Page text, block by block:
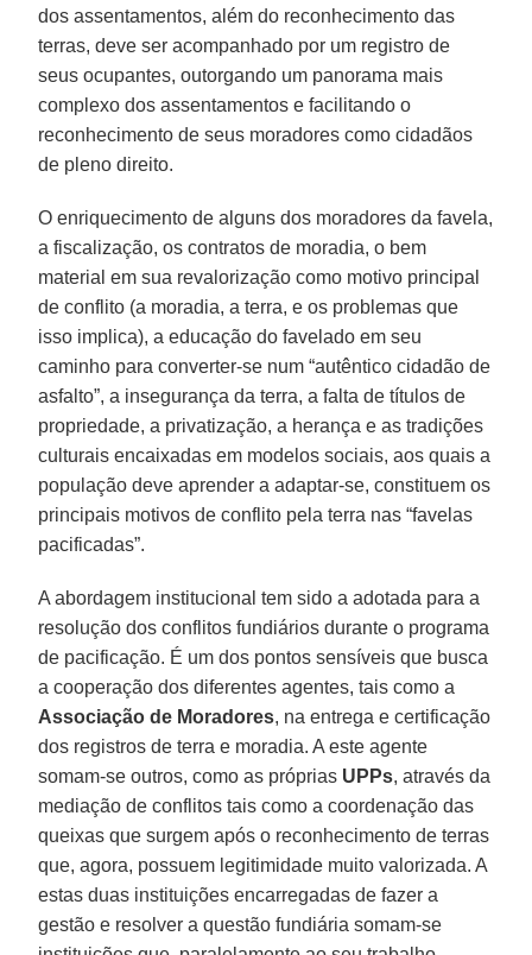
dos assentamentos, além do reconhecimento das
terras, deve ser acompanhado por um registro de
seus ocupantes, outorgando um panorama mais
complexo dos assentamentos e facilitando o
reconhecimento de seus moradores como cidadãos
de pleno direito.
O enriquecimento de alguns dos moradores da favela,
a fiscalização, os contratos de moradia, o bem
material em sua revalorização como motivo principal
de conflito (a moradia, a terra, e os problemas que
isso implica), a educação do favelado em seu
caminho para converter-se num “autêntico cidadão de
asfalto”, a insegurança da terra, a falta de títulos de
propriedade, a privatização, a herança e as tradições
culturais encaixadas em modelos sociais, aos quais a
população deve aprender a adaptar-se, constituem os
principais motivos de conflito pela terra nas “favelas
pacificadas”.
A abordagem institucional tem sido a adotada para a
resolução dos conflitos fundiários durante o programa
de pacificação. É um dos pontos sensíveis que busca
a cooperação dos diferentes agentes, tais como a
Associação de Moradores, na entrega e certificação
dos registros de terra e moradia. A este agente
somam-se outros, como as próprias UPPs, através da
mediação de conflitos tais como a coordenação das
queixas que surgem após o reconhecimento de terras
que, agora, possuem legitimidade muito valorizada. A
estas duas instituições encarregadas de fazer a
gestão e resolver a questão fundiária somam-se